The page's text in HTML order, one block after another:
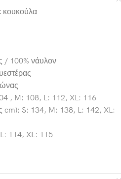
κουκούλα
/ 100% νάυλον
, M: 108, L: 112, XL: 116
cm): S: 134, M: 138, L: 142, XL:
114, XL: 115